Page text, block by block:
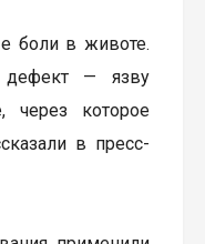
боли в животе.
дефект — язву
через которое
в пресс-